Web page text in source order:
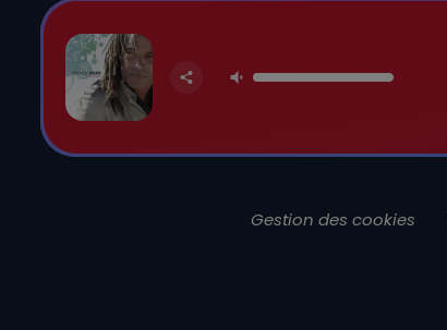
Gestion des cookies